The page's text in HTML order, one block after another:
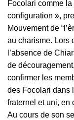
Focolari comme
configuration »,
Mouvement de
au charisme. Lors
l’absence de
de
confirmer les
des Focolari dans
fraternel et uni, en
Au cours de son